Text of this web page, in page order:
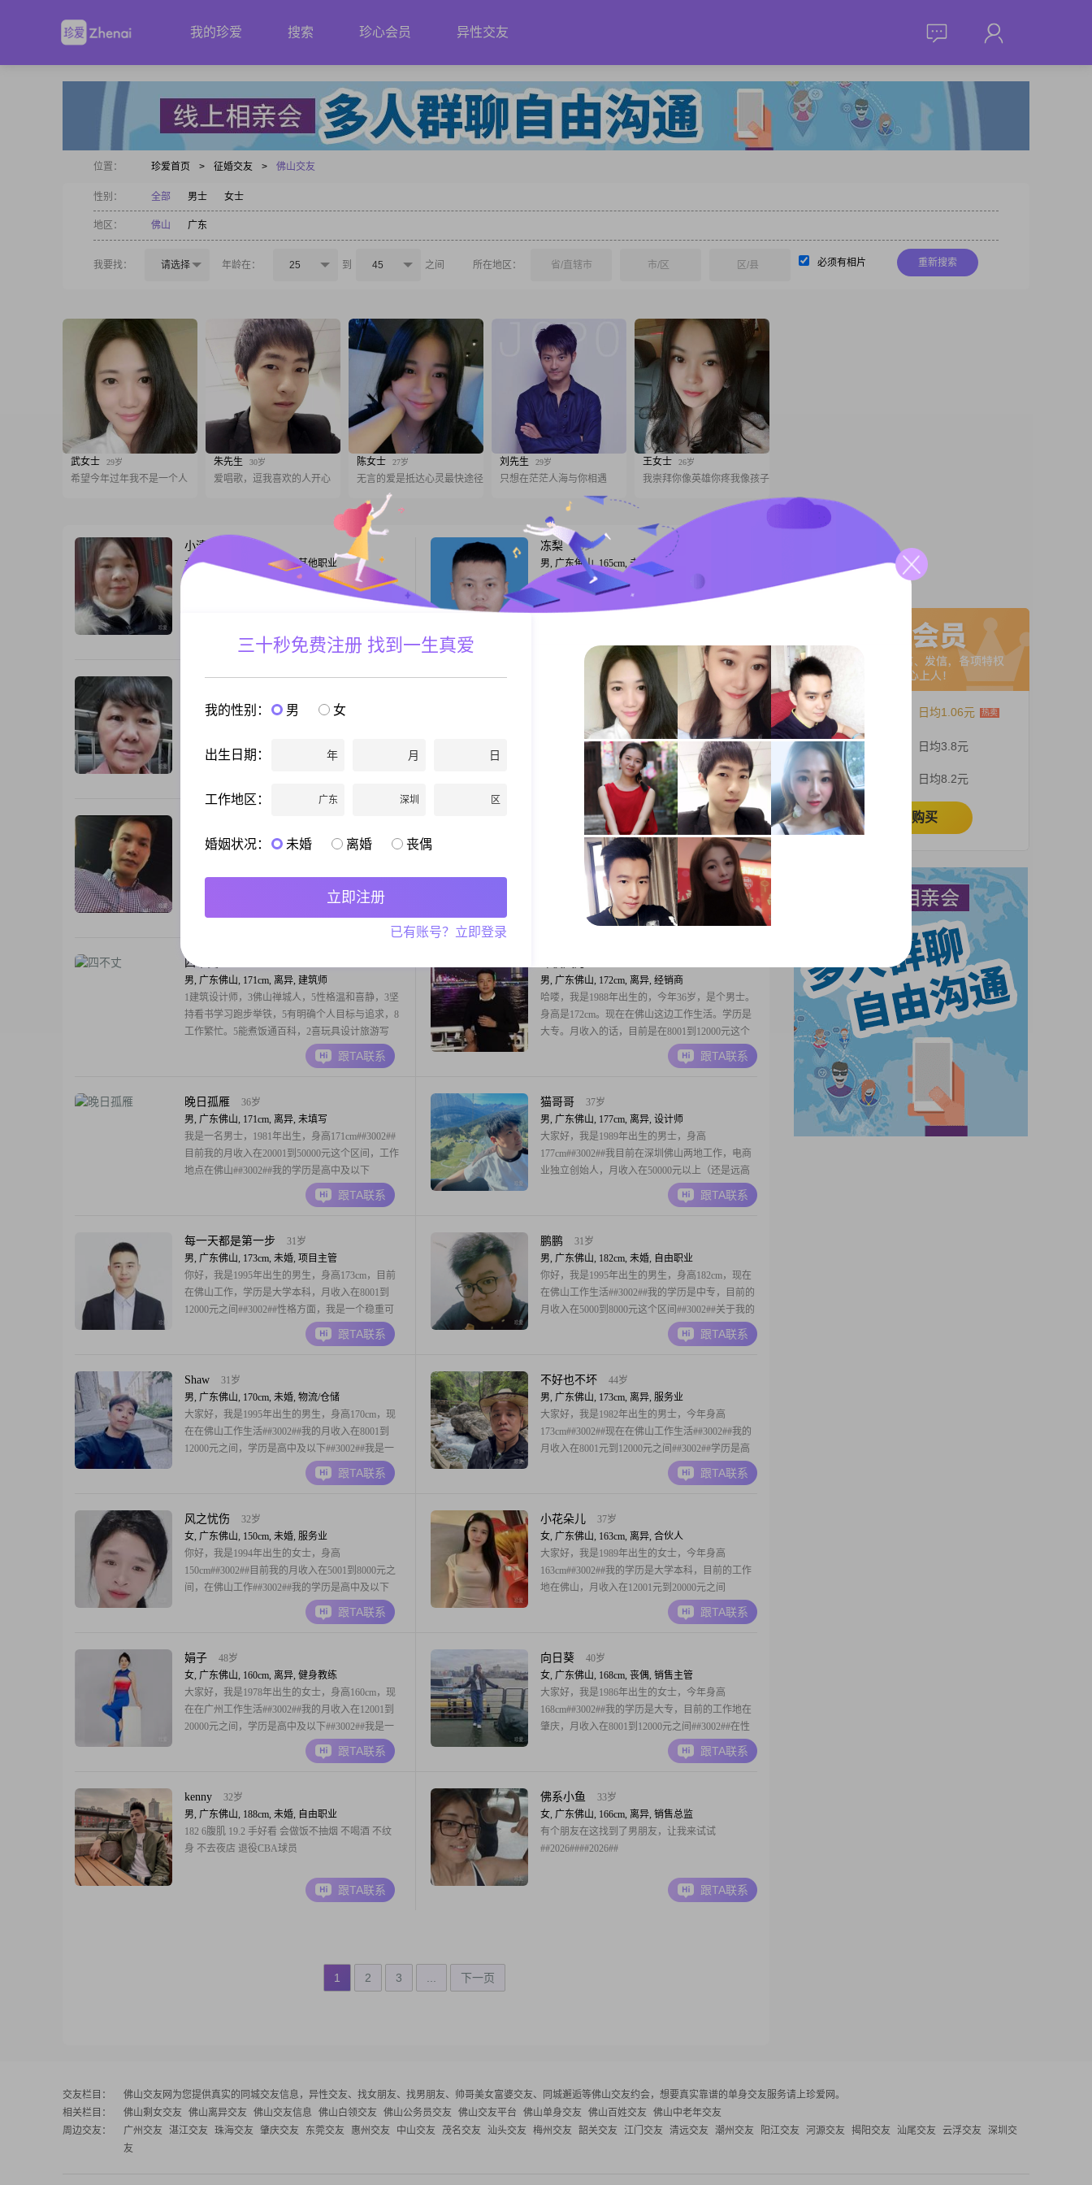
我的珍爱 搜索 珍心会员 异性交友
位置： 珍爱首页 > 征婚交友 > 佛山交友
性别： 全部 男士 女士
地区： 佛山 广东
我要找： 请选择 年龄在： 25 到 45 之间 所在地区： 省/直辖市 市/区 区/县 必须有相片 重新搜索
武女士 29岁
希望今年过年我不是一个人
朱先生 30岁
爱唱歌，逗我喜欢的人开心
陈女士 27岁
无言的爱是抵达心灵最快途径
刘先生 29岁
只想在茫茫人海与你相遇
王女士 26岁
我崇拜你像英雄你疼我像孩子
小清新
女, 广东佛山, 151cm, 离异, 其他职业
大家好，我是一位来自佛山的女士，出生于1980
年，身高150cm。我的收入在3000元以下，目前从
历。我性格开朗，总是爱笑，善于与人相处，随和
跟TA联系
冻梨
33岁
男, 广东佛山, 165cm, 未婚, 未填写
你好，我是1993年出生的男生，今年31岁。我的身
高是165cm，学历是大专。目前我在佛山这边工
作，每个月的收入大概在8001到12000元之间。关
可靠，平时做事比较踏实，答应下来的事情都会尽
力去完成。另外我也比较自信果断，遇到需要做决
定的时候，能够比较清晰地去判断和处理。同
女, 广东佛山, 159cm, 丧偶, 待业
你好呀，我是1969年出生的女士，身高178cm，目
士。我性格上比较温柔体贴，也比较善解人意，平
想通过相亲认识合适的朋友，希望对方是真诚想找
如此平凡的生活
47岁
男, 广东佛山, 180cm, 离异, 投资
你好，我是1979年出生的，性别是男士，身高
180cm。我的月收入在20001元到50000元之间，工
作地在佛山，学历是硕士。我的性格特征里有幽默
风趣这一项，同时责任感强，做事有耐心且包容，
性格成熟稳重。我平时热衷自我提升，崇尚自由，
心态上随遇而安。在个人爱好方面，我涉及摄影摄
像，也喜欢咖啡品鉴，平时也会进行美食探店。
跟TA联系
男, 广东佛山, 178cm, 未婚, 生产/制造
跟TA联系
37岁
女, 广东佛山, 165cm, 离异, 服务业
大家好，我是一位出生于1989年的女士，身高
165cm，目前生活在美丽的佛山。我的月收入在
8001到12000元之间，拥有大专学历。在生活中，
我是一个善解人意的人，总是愿意倾听他人的心
声，给予他们支持和鼓励。我性格开朗，总是带着
好生
四不丈
男, 广东佛山, 171cm, 离异, 建筑师
1建筑设计师，3佛山禅城人，5性格温和喜静，3坚
持看书学习跑步举铁，5有明确个人目标与追求，8
工作繁忙。5能煮饭通百科，2喜玩具设计旅游写
生。0现中山工作，0佛山偶与家人同住，5有房住
有车用。愿寻一有个人事业和人生目标的灵魂伴
酿成醇酒，仍可一醉自救。
跟TA联系
男, 广东佛山, 172cm, 离异, 经销商
哈喽，我是1988年出生的，今年36岁，是个男士。
身高是172cm。现在在佛山这边工作生活。学历是
大专。月收入的话，目前是在8001到12000元这个
区间。关于我自己，我觉得比较重要的几点。首先
是相互尊重，我觉得这是人与人相处最基本也最重
遇到事情也愿意往好的方面看。在工作方面
跟TA联系
晚日孤雁
36岁
男, 广东佛山, 171cm, 离异, 未填写
我是一名男士，1981年出生，身高171cm##3002##
目前我的月收入在20001到50000元这个区间，工作
地点在佛山##3002##我的学历是高中及以下
##3002##我这个人比较自信果断，做事有责任感，
一直把家庭看得比较重##3002##平时我也会进行一
##3002##
跟TA联系
猫哥哥
37岁
男, 广东佛山, 177cm, 离异, 设计师
大家好，我是1989年出生的男士，身高
177cm##3002##我目前在深圳佛山两地工作，电商
业独立创始人，月收入在50000元以上（还是远高
于这个数的）设计师出身，常年的产品交付工作培
养的我懂浪漫生活，品味不错，选的场地大部分人
漫主义的人，因为专业原因，会摄影，拍过
跟TA联系
每一天都是第一步
31岁
男, 广东佛山, 173cm, 未婚, 项目主管
你好，我是1995年出生的男生，身高173cm，目前
在佛山工作，学历是大学本科，月收入在8001到
12000元之间##3002##性格方面，我是一个稳重可
靠的人，平时也比较幽默风趣，有耐心，包容性比
较强，随和易相处##3002##我对待感情和生活都秉
定安逸的生活状态##300
跟TA联系
鹏鹏
31岁
男, 广东佛山, 182cm, 未婚, 自由职业
你好，我是1995年出生的男生，身高182cm，现在
在佛山工作生活##3002##我的学历是中专，目前的
月收入在5000到8000元这个区间##3002##关于我的
性格，身边的朋友都说我是个稳重可靠的人，平时
为人低调务实，性格比较内敛慢热，属于理性冷静
个勤俭节约的人，
跟TA联系
Shaw
31岁
男, 广东佛山, 170cm, 未婚, 物流/仓储
大家好，我是1995年出生的男生，身高170cm，现
在在佛山工作生活##3002##我的月收入在8001到
12000元之间，学历是高中及以下##3002##我是一
个责任感强的人，平时为人真诚可靠，性格乐观积
极##3002##对待感情，我比较专一忠诚，觉得两个
情##3002##
跟TA联系
不好也不坏
44岁
男, 广东佛山, 173cm, 离异, 服务业
大家好，我是1982年出生的男士，今年身高
173cm##3002##现在在佛山工作生活##3002##我的
月收入在8001元到12000元之间##3002##学历是高
中及以下##3002##我的性格比较幽默风趣，平时比
较外向健谈，也随和易相处##3002##平时在相处过
跟TA联系
风之忧伤
32岁
女, 广东佛山, 150cm, 未婚, 服务业
你好，我是1994年出生的女士，身高
150cm##3002##目前我的月收入在5001到8000元之
间，在佛山工作##3002##我的学历是高中及以下
##3002##关于我自己，我平时喜欢精致生活，我觉
得生活可以过得细致一点##3002##我是一个独立自
享受当下的状态
跟TA联系
小花朵儿
37岁
女, 广东佛山, 163cm, 离异, 合伙人
大家好，我是1989年出生的女士，今年身高
163cm##3002##我的学历是大学本科，目前的工作
地在佛山，月收入在12001元到20000元之间
##3002##在性格方面，我是一个温柔体贴的人，平
时对待身边的人会比较细心##3002##我也是一个乐
##3002##我比较享受当下的
跟TA联系
娟子
48岁
女, 广东佛山, 160cm, 离异, 健身教练
大家好，我是1978年出生的女士，身高160cm，现
在在广州工作生活##3002##我的月收入在12001到
20000元之间，学历是高中及以下##3002##我是一
个独立自信的人，平时心态乐观积极，对待生活始
终热爱生活##3002##我富有同理心，性格随和易相
庭优先是
跟TA联系
向日葵
40岁
女, 广东佛山, 168cm, 丧偶, 销售主管
大家好，我是1986年出生的女士，今年身高
168cm##3002##我的学历是大专，目前的工作地在
肇庆，月收入在8001到12000元之间##3002##在性
格方面，我是一个热爱生活的人，平时也富有同理
心，待人接物乐观积极##3002##这些是我在资料里
通过这个平台，
跟TA联系
kenny
32岁
男, 广东佛山, 188cm, 未婚, 自由职业
182 6腹肌 19.2 手好看 会做饭不抽烟 不喝酒 不纹
身 不去夜店 退役CBA球员
跟TA联系
佛系小鱼
33岁
女, 广东佛山, 166cm, 离异, 销售总监
有个朋友在这找到了男朋友，让我来试试
##2026####2026##
跟TA联系
1 2 3 下一页
日均1.06元
日均3.8元
日均8.2元
立即购买
交友栏目： 佛山交友网 为您提供真实的同城交友信息，异性交友、找女朋友、找男朋友、帅哥美女富婆交友、同城邂逅等佛山交友约会，想要真实靠谱的单身交友服务请上珍爱网。
相关栏目：
佛山剩女交友 佛山离异交友 佛山交友信息 佛山白领交友 佛山公务员交友 佛山交友平台 佛山单身交友 佛山百姓交友
佛山中老年交友
周边交友：
广州交友 湛江交友 珠海交友 肇庆交友 东莞交友 惠州交友 中山交友 茂名交友 汕头交友 梅州交友 韶关交友 江门交友 清远交友 潮州交友 阳江交友 河源交友 揭阳交友 汕尾交友 云浮交友
深圳交
友
三十秒免费注册 找到一生真爱
我的性别： 男 女
出生日期： 年 月 日
工作地区： 广东 深圳 区
婚姻状况： 未婚 离婚 丧偶
立即注册
已有账号？立即登录